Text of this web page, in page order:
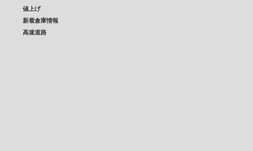
値上げ
新着倉庫情報
高速道路